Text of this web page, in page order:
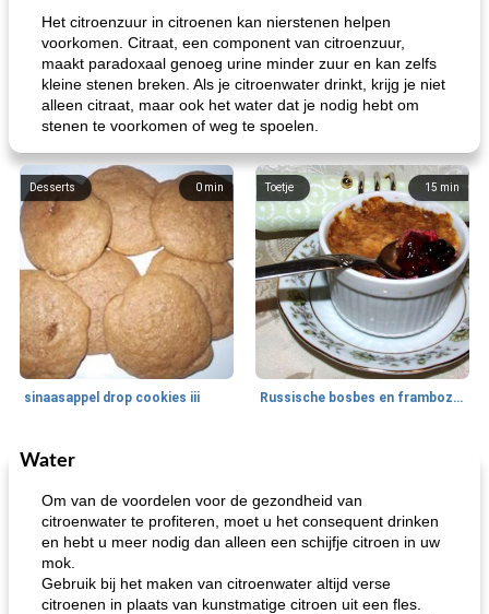
Het citroenzuur in citroenen kan nierstenen helpen
voorkomen. Citraat, een component van citroenzuur,
maakt paradoxaal genoeg urine minder zuur en kan zelfs
kleine stenen breken. Als je citroenwater drinkt, krijg je niet
alleen citraat, maar ook het water dat je nodig hebt om
stenen te voorkomen of weg te spoelen.
0 min
Desserts
sinaasappel drop cookies iii
15 min
Toetje
Russische bosbes en frambozenpudding
Ontbijt
Water
Om van de voordelen voor de gezondheid van
citroenwater te profiteren, moet u het consequent drinken
en hebt u meer nodig dan alleen een schijfje citroen in uw
mok.
Gebruik bij het maken van citroenwater altijd verse
citroenen in plaats van kunstmatige citroen uit een fles.